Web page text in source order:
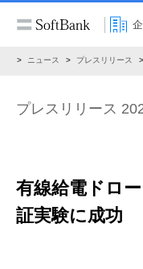
ニュース プレスリリース
プレスリリース
有線給電ドロ
証実験に成功